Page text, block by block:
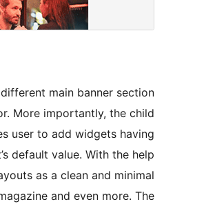
main banner section
More importantly, the child
user to add widgets having
default value. With the help
as a clean and minimal
and even more. The